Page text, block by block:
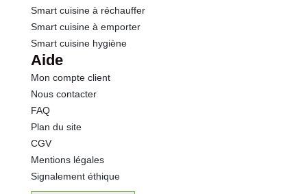
Smart cuisine à réchauffer
Smart cuisine à emporter
Smart cuisine hygiène
Aide
Mon compte client
Nous contacter
FAQ
Plan du site
CGV
Mentions légales
Signalement éthique